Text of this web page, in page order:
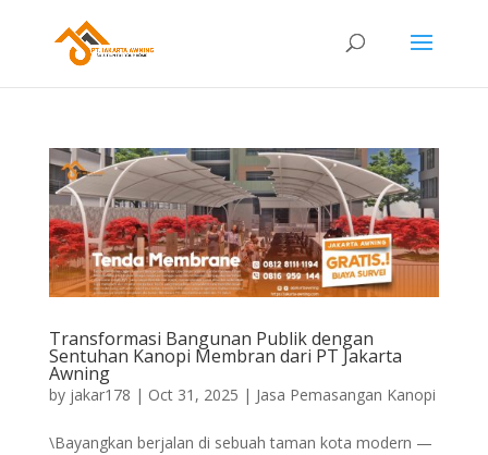
Transformasi Bangunan Publik dengan
Sentuhan Kanopi Membran dari PT Jakarta
Awning
by jakar178 | Oct 31, 2025 | Jasa Pemasangan Kanopi
\Bayangkan berjalan di sebuah taman kota modern —